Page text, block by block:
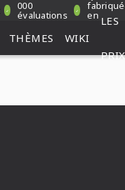
000
évaluations en
THÈMES WIKI
LES
PRIX